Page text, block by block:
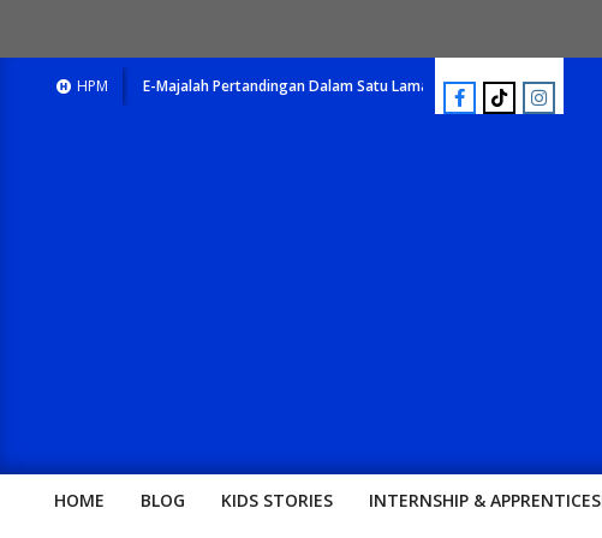
HPM
E-Majalah Pertandingan Dalam Satu Laman. Pick Your Passion !! E-
HOME BLOG KIDS STORIES INTERNSHIP &